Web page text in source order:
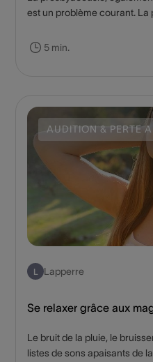
est un problème courant.
âgées. Qu'est-ce que la
5 min.
AUDITION & PERTE
L Lapperre
Se relaxer grâce aux
Le bruit de la pluie, le
listes de sons apaisants de